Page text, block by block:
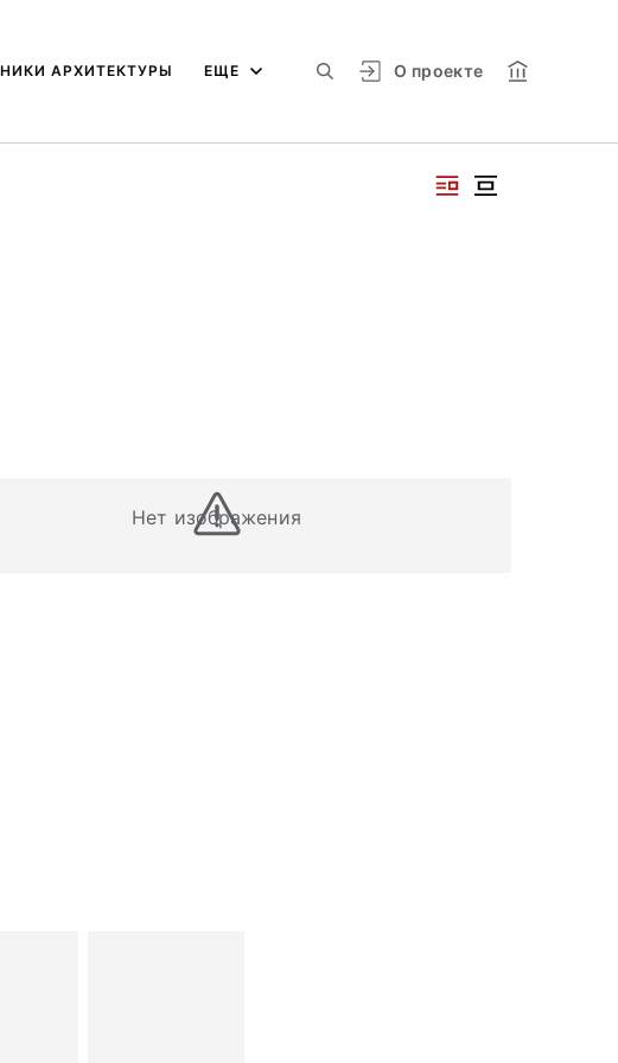
О проекте
АРХИТЕКТУРЫ ЕЩЕ
Нет изображения